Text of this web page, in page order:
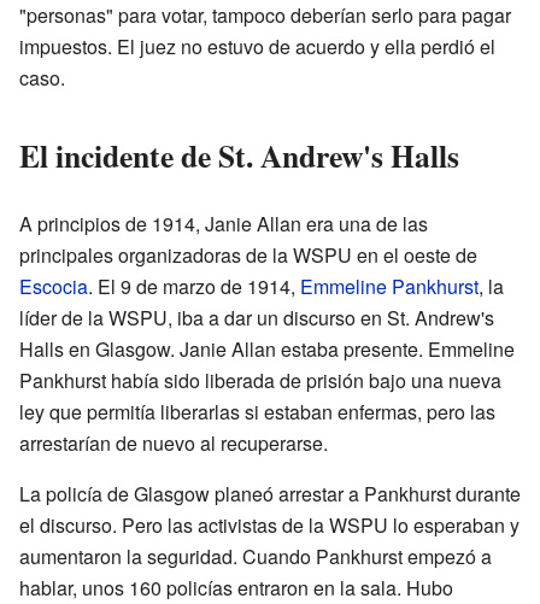
"personas" para votar, tampoco deberían serlo para pagar
impuestos. El juez no estuvo de acuerdo y ella perdió el
caso.
El incidente de St. Andrew's Halls
A principios de 1914, Janie Allan era una de las
principales organizadoras de la WSPU en el oeste de
Escocia. El 9 de marzo de 1914, Emmeline Pankhurst, la
líder de la WSPU, iba a dar un discurso en St. Andrew's
Halls en Glasgow. Janie Allan estaba presente. Emmeline
Pankhurst había sido liberada de prisión bajo una nueva
ley que permitía liberarlas si estaban enfermas, pero las
arrestarían de nuevo al recuperarse.
La policía de Glasgow planeó arrestar a Pankhurst durante
el discurso. Pero las activistas de la WSPU lo esperaban y
aumentaron la seguridad. Cuando Pankhurst empezó a
hablar, unos 160 policías entraron en la sala. Hubo